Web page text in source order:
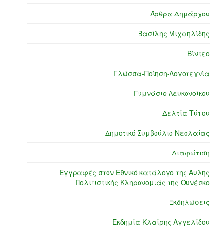
Άρθρα Δημάρχου
Βασίλης Μιχαηλίδης
Βίντεο
Γλώσσα-Ποίηση-Λογοτεχνία
Γυμνάσιο Λευκονοίκου
Δελτία Τύπου
Δημοτικό Συμβούλιο Νεολαίας
Διαφώτιση
Εγγραφές στον Εθνικό κατάλογο της Άυλης
Πολιτιστικής Κληρονομιάς της Ουνέσκο
Εκδηλώσεις
Εκδημία Κλαίρης Αγγελίδου